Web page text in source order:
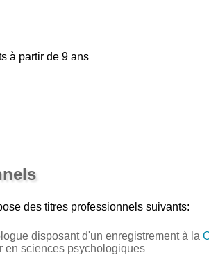
à partir de 9 ans
des titres professionnels suivants:
disposant d'un enregistrement à la
en sciences psychologiques